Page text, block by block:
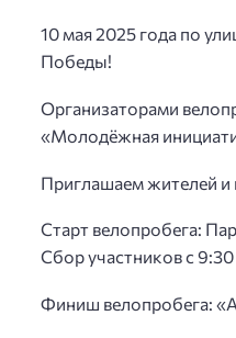
10 мая 2025 года по
Победы!
Организаторами
«Молодёжная
Приглашаем жителей и
Старт велопробега:
Сбор участников с
Финиш велопробега: